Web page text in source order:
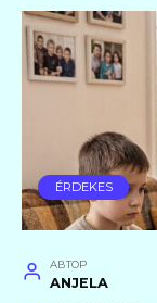
ÉRDEKES
АВТОР
ANJELA